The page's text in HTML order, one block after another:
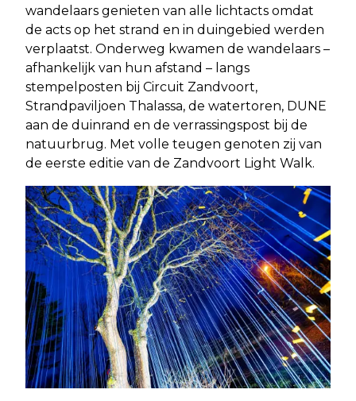
wandelaars genieten van alle lichtacts omdat
de acts op het strand en in duingebied werden
verplaatst. Onderweg kwamen de wandelaars –
afhankelijk van hun afstand – langs
stempelposten bij Circuit Zandvoort,
Strandpaviljoen Thalassa, de watertoren, DUNE
aan de duinrand en de verrassingspost bij de
natuurbrug. Met volle teugen genoten zij van
de eerste editie van de Zandvoort Light Walk.